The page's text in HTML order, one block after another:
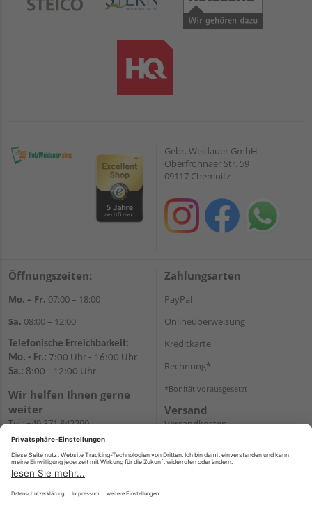
Gebr. Weidauer GmbH
Oberfrohnaer Str. 59
09117 Chemnitz
Öffnungszeiten:
Mo. – Fr. 07:00 – 18:00
Sa. 08:00 – 12:00
Telefonische Erreichbarkeit:
Mo. - Fr.: 7:00 Uhr - 16:00 Uhr
Sa.: 8:00 - 12:00 Uhr
Wir helfen Ihnen gerne
weiter
Tel.:+49 371 842290
E-
WhatsApp
Zahlungsarten
PayPal
Onlineüberweisung
Kreditkarte
Rechnung*
*Bonität vorausgesetzt
Versand
Versandkosten